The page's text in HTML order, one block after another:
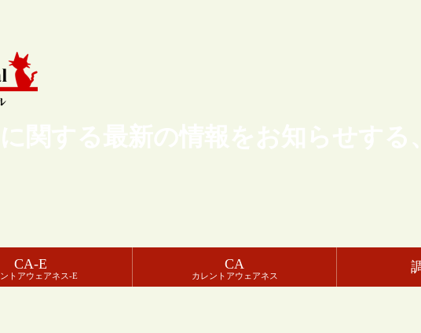
関する最新の情報をお知らせす
CA-E
トアウェアネス-E
CA
カレントアウェアネス